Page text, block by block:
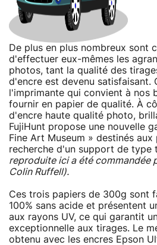
De plus en plus nombreux sont
d'effectuer eux-mêmes les
photos, tant la qualité des
d'encre est devenu satisfaisant.
l'imprimante qui convient à nos
fournir en papier de qualité. À
d'encre haute qualité photo,
FujiHunt propose une nouvelle
Fine Art Museum » destinés aux
recherche d'un support de type
reproduite ici a été commandée
Colin Ruffell).
Ces trois papiers de 300g sont
100% sans acide et présentent
aux rayons UV, ce qui garantit
exceptionnelle aux tirages. Le
obtenu avec les encres Epson